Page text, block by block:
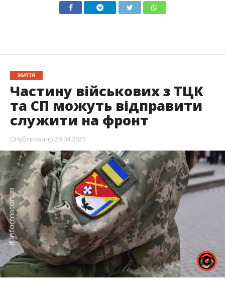
ЖИТТЯ
Частину військових з ТЦК
та СП можуть відправити
служити на фронт
Опубліковано 29.04.2025